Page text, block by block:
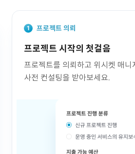
프로젝트 의뢰
프로젝트 시작의 첫걸음
프로젝트를 의뢰하고 위시켓 매니
사전 컨설팅을 받아보세요.